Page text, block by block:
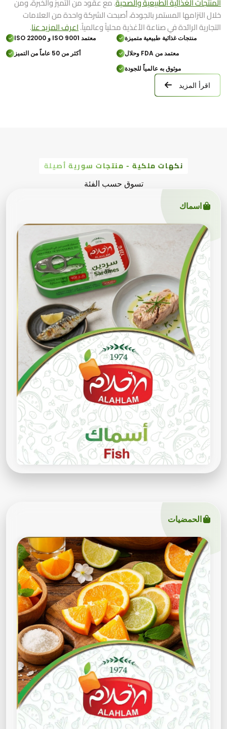
المنتجات الغذائية الطبيعية والصحية. مع عقود من التميز والخبرة، ومن
خلال التزامها المستمر بالجودة، أصبحت الشركة واحدة من العلامات
التجارية الرائدة في صناعة الأغذية محلياً وعالمياً.اعرف المزيد عنا.
منتجات غذائية طبيعية متميزة
معتمد ISO 9001 و ISO 22000
معتمد من FDA وحلال
أكثر من 50 عاماً من التميز
موثوق به عالمياً للجودة
اقرأ المزيد
نكهات ملكية - منتجات سورية أصيلة
تسوق حسب الفئة
اسماك
الحمضيات